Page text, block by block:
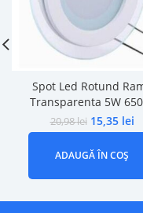
Spot Led Rotund
Transparenta 5W
20,98lei 15,35 lei
ADAUGĂ ÎN COȘ